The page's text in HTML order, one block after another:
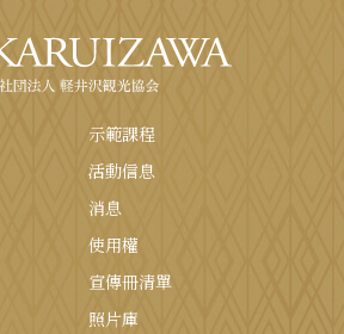
示範課程
活動信息
消息
使用權
宣傳冊清單
照片庫